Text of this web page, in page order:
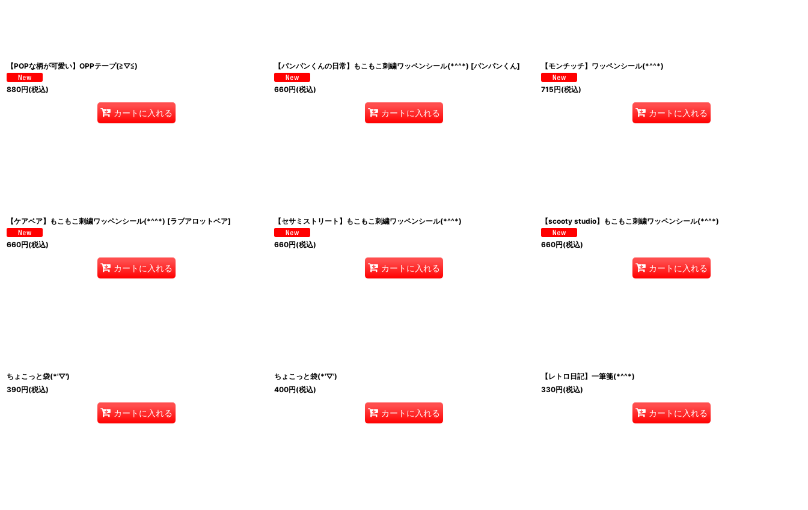
【POPな柄が可愛い】OPPテープ(≧▽≦)
880円(税込)
カートに入れる
【パンパンくんの日常】もこもこ刺繍ワッペンシール(*^^*) [パンパンくん]
660円(税込)
カートに入れる
【モンチッチ】ワッペンシール(*^^*)
715円(税込)
カートに入れる
【ケアベア】もこもこ刺繍ワッペンシール(*^^*) [ラブアロットベア]
660円(税込)
カートに入れる
【セサミストリート】もこもこ刺繍ワッペンシール(*^^*)
660円(税込)
カートに入れる
【scooty studio】もこもこ刺繍ワッペンシール(*^^*)
660円(税込)
カートに入れる
ちょこっと袋(*'▽')
390円(税込)
カートに入れる
ちょこっと袋(*'▽')
400円(税込)
カートに入れる
【レトロ日記】一筆箋(*^^*)
330円(税込)
カートに入れる